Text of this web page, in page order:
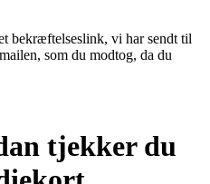
bekræftelseslink, vi har sendt til
som du modtog, da du
tjekker du